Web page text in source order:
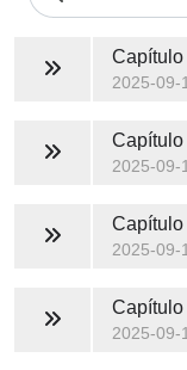
Capítulo
2025-09-
Capítulo
2025-09-
Capítulo
2025-09-
Capítulo
2025-09-